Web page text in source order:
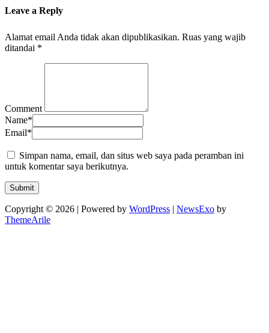
Leave a Reply
Alamat email Anda tidak akan dipublikasikan. Ruas yang wajib
ditandai *
Comment
Name*
Email*
Simpan nama, email, dan situs web saya pada peramban ini
untuk komentar saya berikutnya.
Copyright © 2026 | Powered by WordPress | NewsExo by
ThemeArile